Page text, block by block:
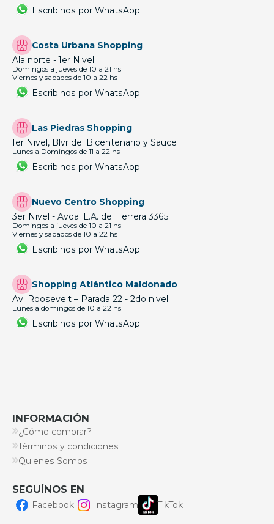
Escribinos por WhatsApp
Costa Urbana Shopping
Ala norte - 1er Nivel
Domingos a jueves de 10 a 21 hs
Viernes y sabados de 10 a 22 hs
Escribinos por WhatsApp
Las Piedras Shopping
1er Nivel, Blvr del Bicentenario y Sauce
Lunes a Domingos de 11 a 22 hs
Escribinos por WhatsApp
Nuevo Centro Shopping
3er Nivel - Avda. L.A. de Herrera 3365
Domingos a jueves de 10 a 21 hs
Viernes y sabados de 10 a 22 hs
Escribinos por WhatsApp
Shopping Atlántico Maldonado
Av. Roosevelt – Parada 22 - 2do nivel
Lunes a domingos de 10 a 22 hs
Escribinos por WhatsApp
INFORMACIÓN
¿Cómo comprar?
Términos y condiciones
Quienes Somos
SEGUÍNOS EN
Facebook Instagram TikTok